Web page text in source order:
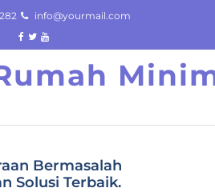
info@yourmail.com
Bermasalah
Solusi Terbaik.